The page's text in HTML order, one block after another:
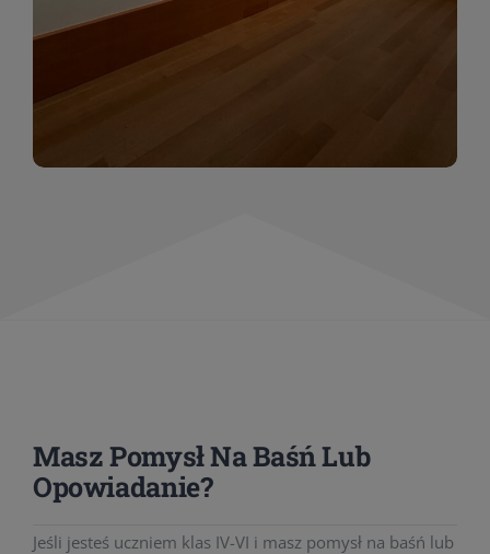
wspominania i inspirowania się!
Masz Pomysł Na Baśń Lub
Opowiadanie?
Jeśli jesteś uczniem klas IV-VI i masz pomysł na baśń lub